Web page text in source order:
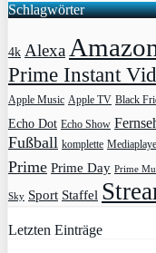
Schlagwörter
4k Alexa
Prime Instant
Apple Music Apple TV Black
Echo Dot Echo Show
Fußball komplette
Prime Prime Day Prime
Sky Sport Staffel
Letzten Einträge